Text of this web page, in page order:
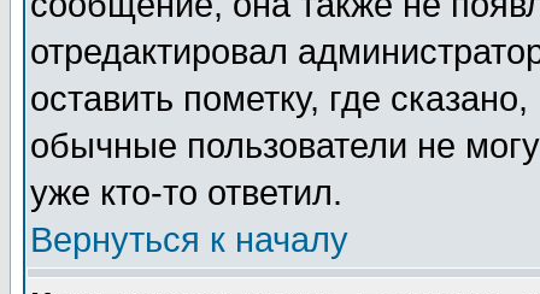
отредактировал
оставить пометку, где
обычные пользователи не
уже кто-то ответил.
Вернуться к началу